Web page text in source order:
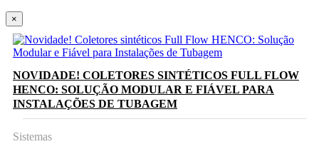
×
NOVIDADE! COLETORES SINTÉTICOS FULL FLOW
HENCO: SOLUÇÃO MODULAR E FIÁVEL PARA
INSTALAÇÕES DE TUBAGEM
Sistemas